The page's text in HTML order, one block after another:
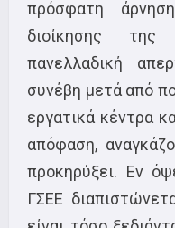
πρόσφατη
διοίκησης
πανελλαδική
συνέβη μετά από
εργατικά κέντρα
απόφαση,
προκηρύξει. Εν
ΓΣΕΕ